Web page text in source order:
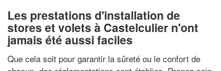
Les prestations d'installation de
stores et volets à Castelculier n'ont
jamais été aussi faciles
Que cela soit pour garantir la sûreté ou le confort de